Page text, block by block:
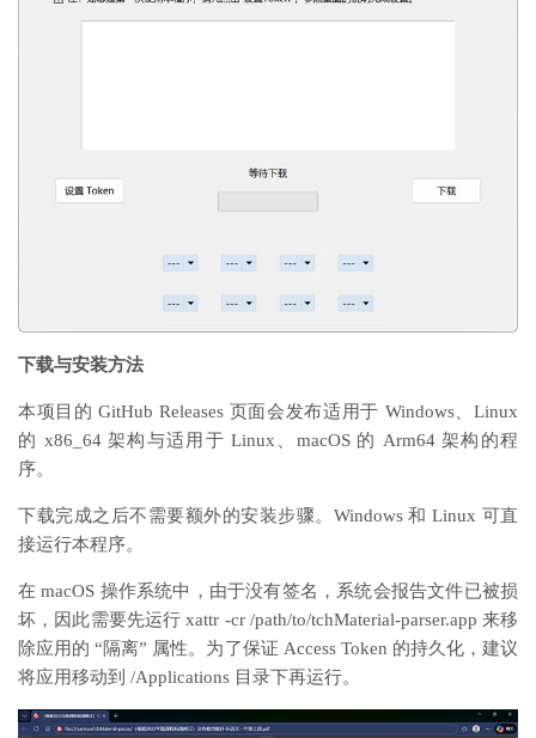
下载与安装方法
本项目的 GitHub Releases 页面会发布适用于 Windows、Linux
的 x86_64 架构与适用于 Linux、macOS 的 Arm64 架构的程
序。
下载完成之后不需要额外的安装步骤。Windows 和 Linux 可直
接运行本程序。
在 macOS 操作系统中，由于没有签名，系统会报告文件已被损
坏，因此需要先运行 xattr -cr /path/to/tchMaterial-parser.app 来移
除应用的 “隔离” 属性。为了保证 Access Token 的持久化，建议
将应用移动到 /Applications 目录下再运行。